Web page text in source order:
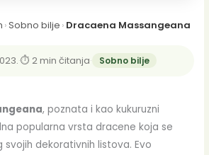
›Sobno bilje › Dracaena Massangeana
·⏱ 2 min čitanja· Sobno bilje
, poznata i kao kukuruzni
popularna vrsta dracene koja se
dekorativnih listova. Evo